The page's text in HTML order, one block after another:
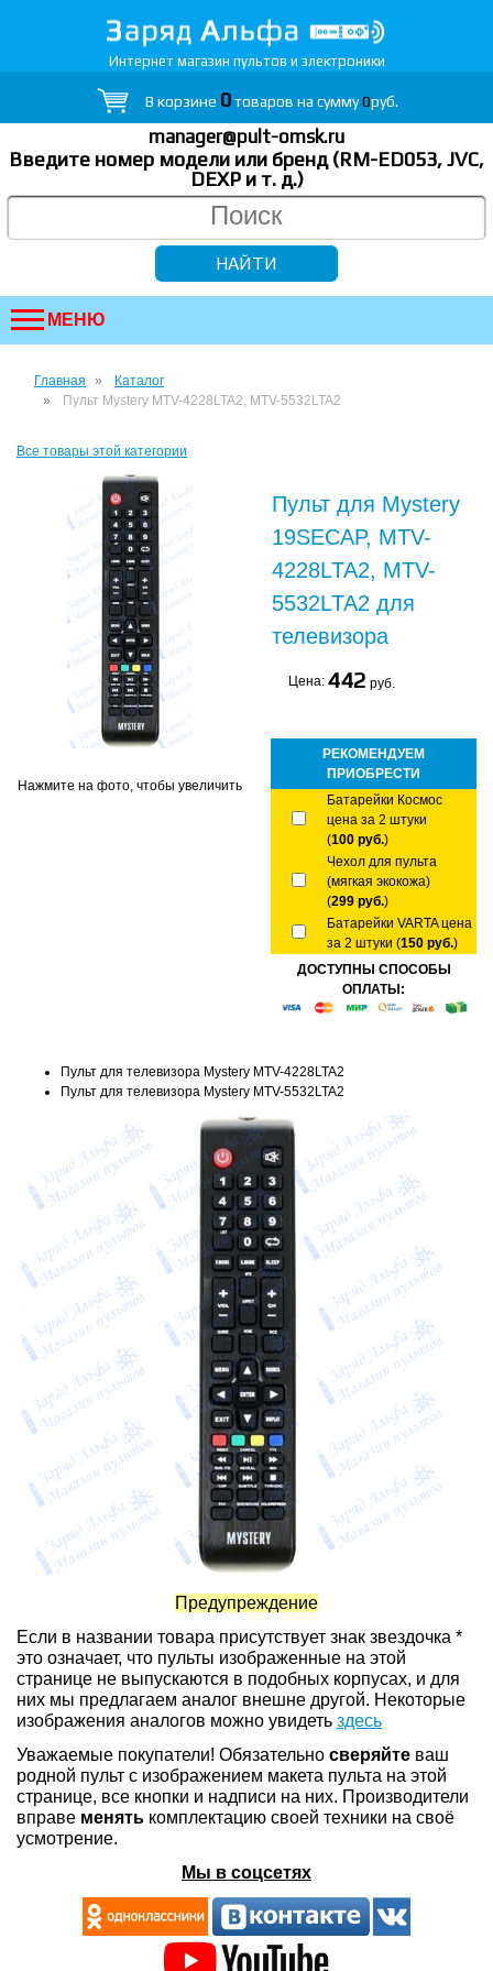
Интернет магазин пультов и электроники
В корзине 0товаров на сумму0руб.
manager@pult-omsk.ru
Введите номер модели или бренд (RM-ED053, JVC,
DEXP и т. д.)
МЕНЮ
Главная
Каталог
Пульт Mystery MTV-4228LTA2, MTV-5532LTA2
Все товары этой категории
Нажмите на фото, чтобы увеличить
Пульт для Mystery
19SECAP, MTV-
4228LTA2, MTV-
5532LTA2 для
телевизора
Цена: 442 руб.
РЕКОМЕНДУЕМ
ПРИОБРЕСТИ
Батарейки Космос
цена за 2 штуки
(100 руб.)
Чехол для пульта
(мягкая экокожа)
(299 руб.)
Батарейки VARTA цена
за 2 штуки (150 руб.)
ДОСТУПНЫ СПОСОБЫ
ОПЛАТЫ:
Пульт для телевизора Mystery MTV-4228LTA2
Пульт для телевизора Mystery MTV-5532LTA2
Предупреждение
Если в названии товара присутствует знак звездочка *
это означает, что пульты изображенные на этой
странице не выпускаются в подобных корпусах, и для
них мы предлагаем аналог внешне другой. Некоторые
изображения аналогов можно увидеть здесь
Уважаемые покупатели! Обязательно сверяйте ваш
родной пульт с изображением макета пульта на этой
странице, все кнопки и надписи на них. Производители
вправе менять комплектацию своей техники на своё
усмотрение.
Мы в соцсетях